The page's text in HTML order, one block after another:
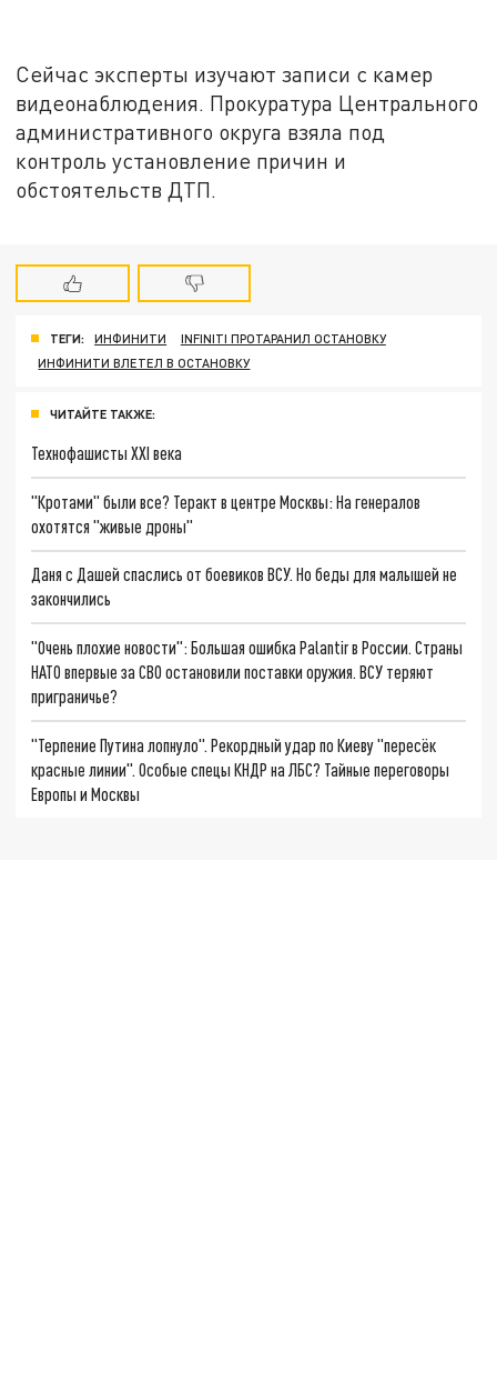
Сейчас эксперты изучают записи с камер
видеонаблюдения. Прокуратура Центрального
административного округа взяла под
контроль установление причин и
обстоятельств ДТП.
ТЕГИ: ИНФИНИТИ
INFINITI ПРОТАРАНИЛ ОСТАНОВКУ
ИНФИНИТИ ВЛЕТЕЛ В ОСТАНОВКУ
ЧИТАЙТЕ ТАКЖЕ:
Технофашисты XXI века
"Кротами" были все? Теракт в центре Москвы: На генералов
охотятся "живые дроны"
Даня с Дашей спаслись от боевиков ВСУ. Но беды для малышей не
закончились
"Очень плохие новости": Большая ошибка Palantir в России. Страны
НАТО впервые за СВО остановили поставки оружия. ВСУ теряют
приграничье?
"Терпение Путина лопнуло". Рекордный удар по Киеву "пересёк
красные линии". Особые спецы КНДР на ЛБС? Тайные переговоры
Европы и Москвы